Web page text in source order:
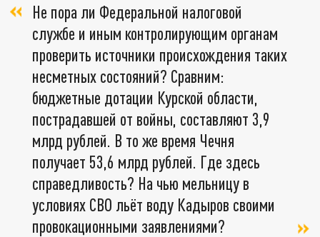
Не пора ли Федеральной налоговой
службе и иным контролирующим органам
проверить источники происхождения таких
несметных состояний? Сравним:
бюджетные дотации Курской области,
пострадавшей от войны, составляют 3,9
млрд рублей. В то же время Чечня
получает 53,6 млрд рублей. Где здесь
справедливость? На чью мельницу в
условиях СВО льёт воду Кадыров своими
провокационными заявлениями?